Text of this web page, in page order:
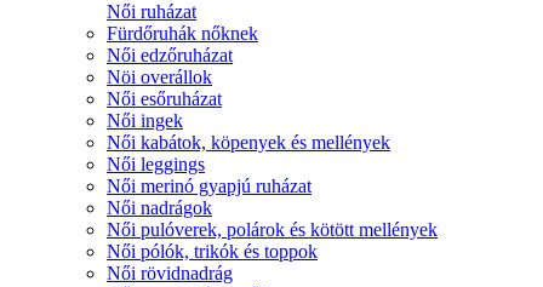
Női ruházat
Fürdőruhák nőknek
Női edzőruházat
Nöi overállok
Női esőruházat
Női ingek
Női kabátok, köpenyek és mellények
Női leggings
Női merinó gyapjú ruházat
Női nadrágok
Női pulóverek, polárok és kötött mellények
Női pólók, trikók és toppok
Női rövidnadrág